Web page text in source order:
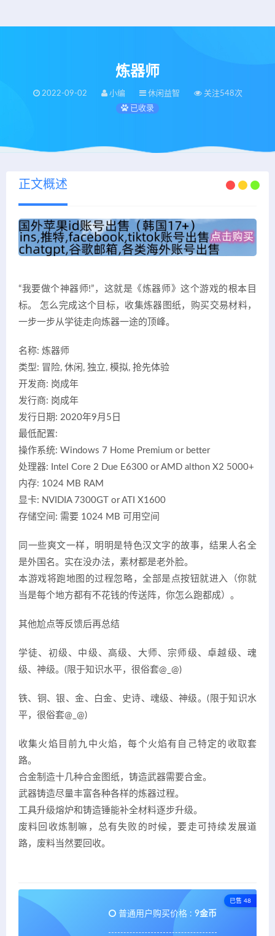
炼器师
2022-09-02 小编 休闲益智
关注548次
已收录
正文概述
“我要做个神器师!”，这就是《炼器师》这个游戏的根本目
标。 怎么完成这个目标，收集炼器图纸，购买交易材料，
一步一步从学徒走向炼器一途的顶峰。
名称: 炼器师
类型: 冒险, 休闲, 独立, 模拟, 抢先体验
开发商: 岗成年
发行商: 岗成年
发行日期: 2020年9月5日
最低配置:
操作系统: Windows 7 Home Premium or better
处理器: Intel Core 2 Due E6300 or AMD althon X2 5000+
内存: 1024 MB RAM
显卡: NVIDIA 7300GT or ATI X1600
存储空间: 需要 1024 MB 可用空间
同一些爽文一样，明明是特色汉文字的故事，结果人名全
是外国名。实在没办法，素材都是老外脸。
本游戏将跑地图的过程忽略，全部是点按钮就进入（你就
当是每个地方都有不花钱的传送阵，你怎么跑都成）。
其他尬点等反馈后再总结
学徒、初级、中级、高级、大师、宗师级、卓越级、魂
级、神级。(限于知识水平，很俗套@_@)
铁、铜、银、金、白金、史诗、魂级、神级。(限于知识水
平，很俗套@_@)
收集火焰目前九中火焰，每个火焰有自己特定的收取套
路。
合金制造十几种合金图纸，铸造武器需要合金。
武器铸造尽量丰富各种各样的炼器过程。
工具升级熔炉和铸造锤能补全材料逐步升级。
废料回收炼制嘛，总有失败的时候，要走可持续发展道
路，废料当然要回收。
已售 48
普通用户购买价格 : 9金币